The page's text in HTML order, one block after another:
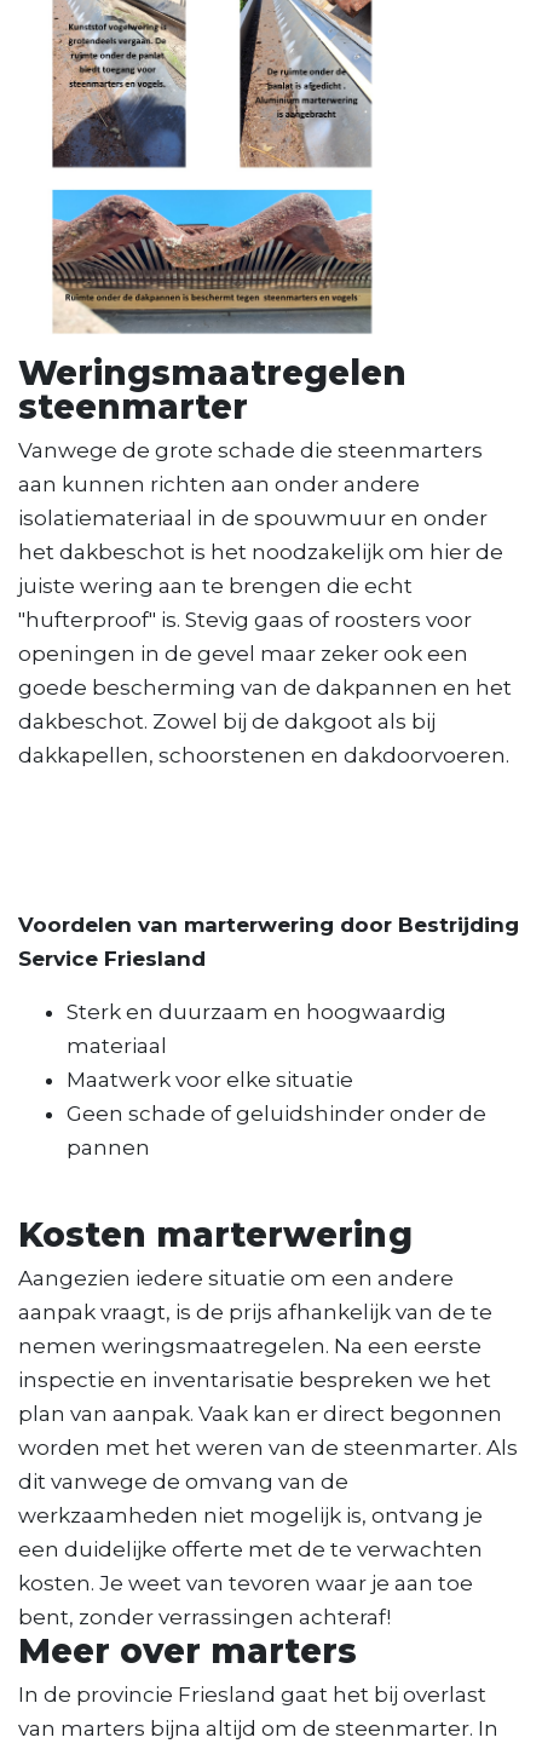
Weringsmaatregelen
steenmarter
Vanwege de grote schade die steenmarters
aan kunnen richten aan onder andere
isolatiemateriaal in de spouwmuur en onder
het dakbeschot is het noodzakelijk om hier de
juiste wering aan te brengen die echt
"hufterproof" is. Stevig gaas of roosters voor
openingen in de gevel maar zeker ook een
goede bescherming van de dakpannen en het
dakbeschot. Zowel bij de dakgoot als bij
dakkapellen, schoorstenen en dakdoorvoeren.
Voordelen van marterwering door Bestrijding
Service Friesland
Sterk en duurzaam en hoogwaardig
materiaal
Maatwerk voor elke situatie
Geen schade of geluidshinder onder de
pannen
Kosten marterwering
Aangezien iedere situatie om een andere
aanpak vraagt, is de prijs afhankelijk van de te
nemen weringsmaatregelen. Na een eerste
inspectie en inventarisatie bespreken we het
plan van aanpak. Vaak kan er direct begonnen
worden met het weren van de steenmarter. Als
dit vanwege de omvang van de
werkzaamheden niet mogelijk is, ontvang je
een duidelijke offerte met de te verwachten
kosten. Je weet van tevoren waar je aan toe
bent, zonder verrassingen achteraf!
Meer over marters
In de provincie Friesland gaat het bij overlast
van marters bijna altijd om de steenmarter. In